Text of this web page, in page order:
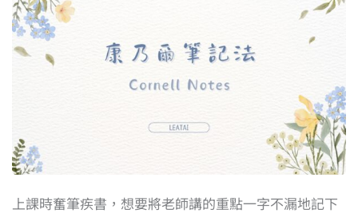
上課時奮筆疾書，想要將老師講的重點一字不漏地記下